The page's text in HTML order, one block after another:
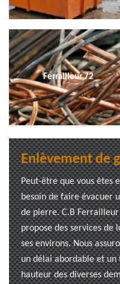
Ferrailleur 72
Enlèvement de
Peut-être que vous êtes
besoin de faire évacuer
de pierre. C.B
propose des services de
ses environs. Nous
un délai abordable et
hauteur des diverses